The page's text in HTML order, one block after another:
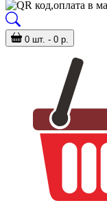
0 шт. - 0 р.